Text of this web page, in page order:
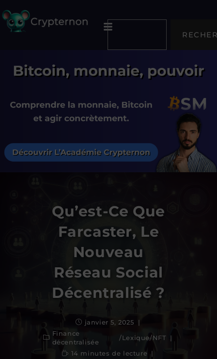
Qu’est-Ce Que
Farcaster, Le
Nouveau
Réseau Social
Décentralisé ?
janvier 5, 2025
Finance
décentralisée
/Lexique/NFT
14 minutes de lecture